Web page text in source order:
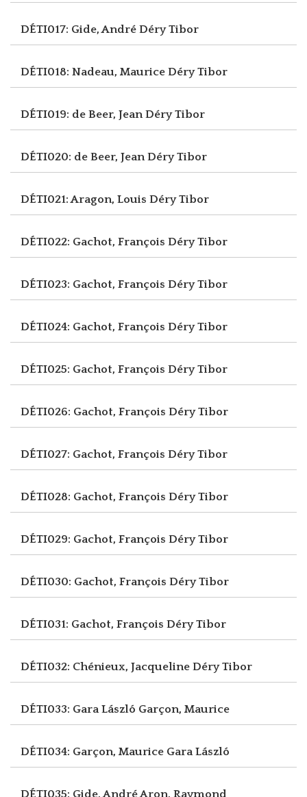
DÉTI017: Gide, André Déry Tibor
DÉTI018: Nadeau, Maurice Déry Tibor
DÉTI019: de Beer, JeanDéry Tibor
DÉTI020: de Beer, JeanDéry Tibor
DÉTI021: Aragon, Louis Déry Tibor
DÉTI022: Gachot, François Déry Tibor
DÉTI023: Gachot, François Déry Tibor
DÉTI024: Gachot, François Déry Tibor
DÉTI025: Gachot, François Déry Tibor
DÉTI026: Gachot, François Déry Tibor
DÉTI027: Gachot, François Déry Tibor
DÉTI028: Gachot, François Déry Tibor
DÉTI029: Gachot, François Déry Tibor
DÉTI030: Gachot, François Déry Tibor
DÉTI031: Gachot, François Déry Tibor
DÉTI032: Chénieux, Jacqueline Déry Tibor
DÉTI033: Gara László Garçon, Maurice
DÉTI034: Garçon, Maurice Gara László
DÉTI035: Gide, AndréAron, Raymond